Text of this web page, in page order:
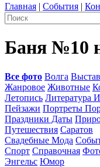
Главная | События |
Баня №10
Все фото Волга
Жанровое Животные
Летопись Литература
Пейзажи Портреты
Праздники Даты
Путешествия Саратов
Свадебные Мода
Спорт Справочная
Энгельс Юмор